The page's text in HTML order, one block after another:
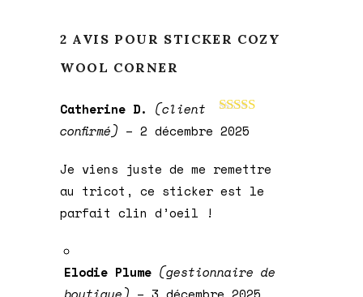
2 AVIS POUR STICKER COZY
WOOL CORNER
Note
Catherine D. (client
confirmé) – 2 décembre 2025
Je viens juste de me remettre
au tricot, ce sticker est le
parfait clin d’oeil !
Elodie Plume (gestionnaire de